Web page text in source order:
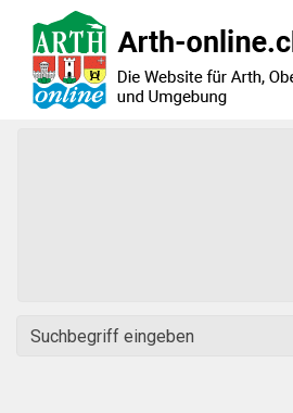
Zum Hauptinhalt springen